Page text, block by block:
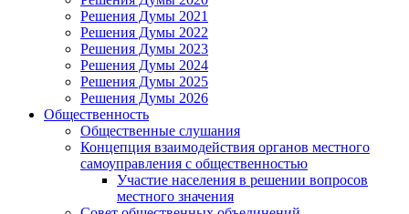
Решения Думы 2021
Решения Думы 2022
Решения Думы 2023
Решения Думы 2024
Решения Думы 2025
Решения Думы 2026
Общественность
Общественные слушания
Концепция взаимодействия органов местного
самоуправления с общественностью
Участие населения в решении вопросов
местного значения